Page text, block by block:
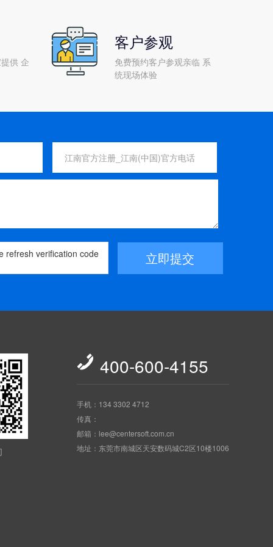
供 企
客户参观
免费预约客户参观亲临 系
统现场体验
立即提交
 400-600-4155
手机：134 3302 4712
传真：
邮箱：lee@centersoft.com.cn
地址：东莞市南城区天安数码城C2区10楼1006